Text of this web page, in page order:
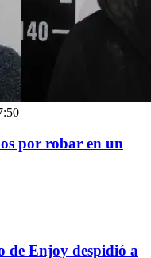
por robar en un
de Enjoy despidió a